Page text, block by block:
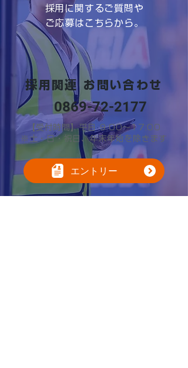
採用に関するご質問や
ご応募はこちらから。
採用関連 お問い合わせ
0869-72-2177
【受付時間】平日 9:00～17:00
※土・日・祝日、年末年始を除きます
エントリー